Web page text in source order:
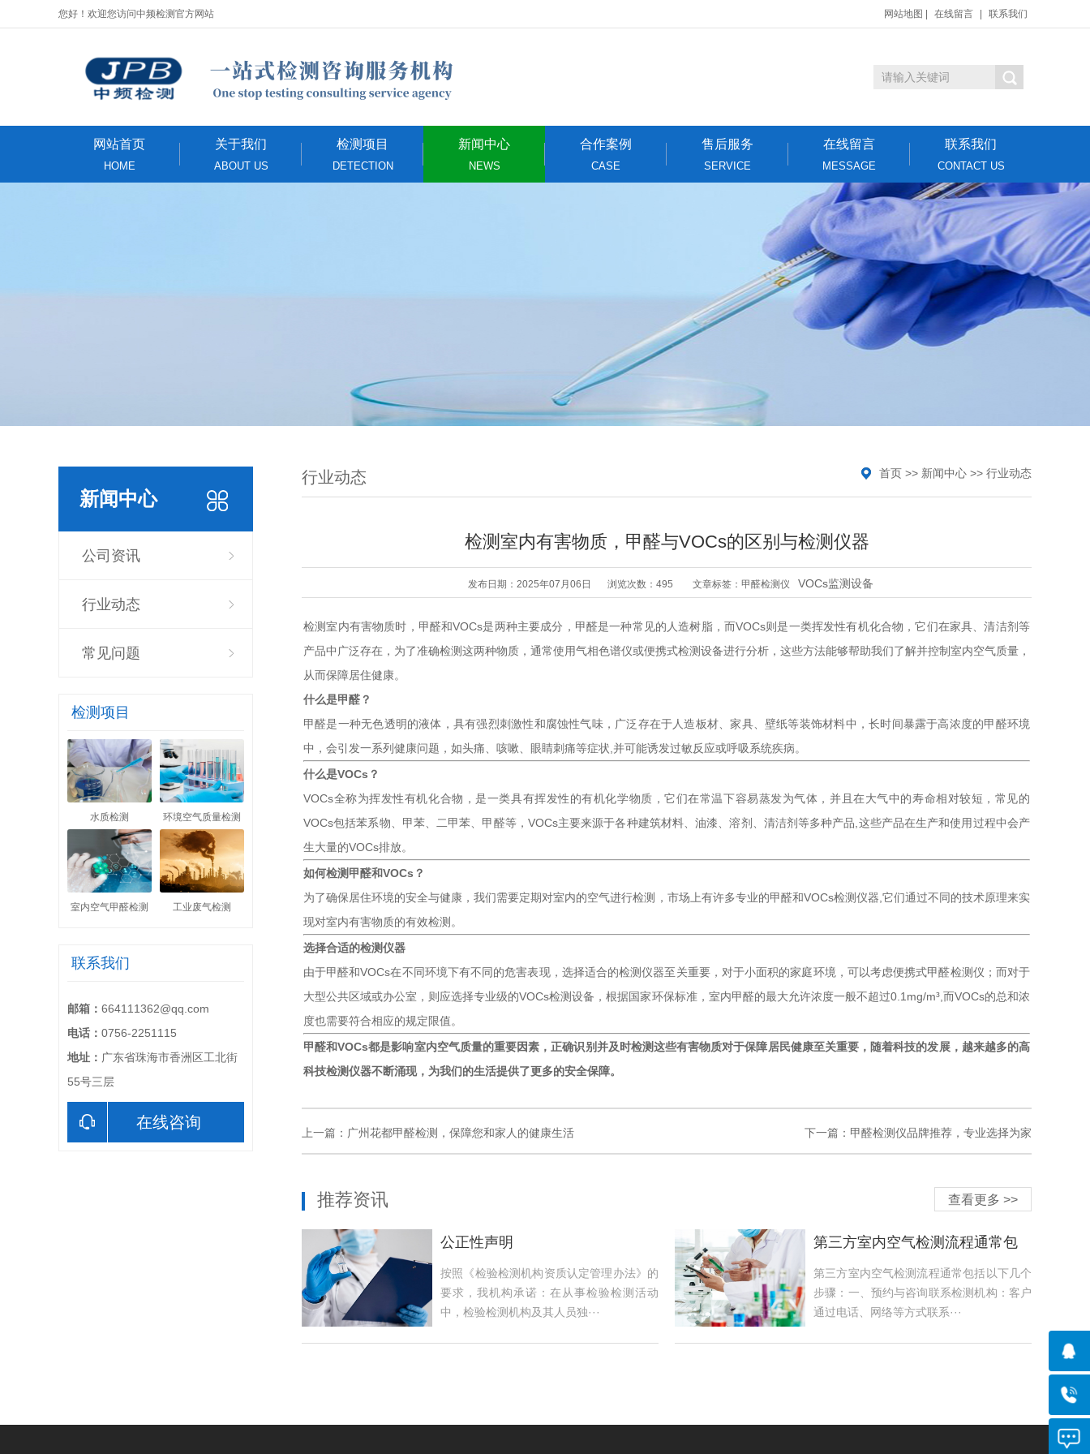
您好！欢迎您访问中频检测官方网站 网站地图 在线留言 联系我们
网站首页
HOME
关于我们
ABOUT US
检测项目
DETECTION
新闻中心
NEWS
合作案例
CASE
售后服务
SERVICE
在线留言
MESSAGE
联系我们
CONTACT US
新闻中心
公司资讯
行业动态
常见问题
检测项目
水质检测 环境空气质量检测
室内空气甲醛检测 工业废气检测
联系我们
邮箱： 664111362@qq.com
电话： 0756-2251115
地址： 广东省珠海市香洲区工北街
55号三层
在线咨询
首页 >> 新闻中心 >> 行业动态
行业动态
检测室内有害物质，甲醛与VOCs的区别与检测仪器
发布日期：2025年07月06日 浏览次数：495 文章标签： 甲醛检测仪 VOCs监测设备
检测室内有害物质时，甲醛和VOCs是两种主要成分，甲醛是一种常见的人造树脂，而VOCs则是一类挥发性有机化合物，它们在家具、清洁剂等
产品中广泛存在，为了准确检测这两种物质，通常使用气相色谱仪或便携式检测设备进行分析，这些方法能够帮助我们了解并控制室内空气质量，
从而保障居住健康。
什么是甲醛？
甲醛是一种无色透明的液体，具有强烈刺激性和腐蚀性气味，广泛存在于人造板材、家具、壁纸等装饰材料中，长时间暴露于高浓度的甲醛环境
中，会引发一系列健康问题，如头痛、咳嗽、眼睛刺痛等症状,并可能诱发过敏反应或呼吸系统疾病。
什么是VOCs？
VOCs全称为挥发性有机化合物，是一类具有挥发性的有机化学物质，它们在常温下容易蒸发为气体，并且在大气中的寿命相对较短，常见的
VOCs包括苯系物、甲苯、二甲苯、甲醛等，VOCs主要来源于各种建筑材料、油漆、溶剂、清洁剂等多种产品,这些产品在生产和使用过程中会产
生大量的VOCs排放。
如何检测甲醛和VOCs？
为了确保居住环境的安全与健康，我们需要定期对室内的空气进行检测，市场上有许多专业的甲醛和VOCs检测仪器,它们通过不同的技术原理来实
现对室内有害物质的有效检测。
选择合适的检测仪器
由于甲醛和VOCs在不同环境下有不同的危害表现，选择适合的检测仪器至关重要，对于小面积的家庭环境，可以考虑便携式甲醛检测仪；而对于
大型公共区域或办公室，则应选择专业级的VOCs检测设备，根据国家环保标准，室内甲醛的最大允许浓度一般不超过0.1mg/m³,而VOCs的总和浓
度也需要符合相应的规定限值。
甲醛和VOCs都是影响室内空气质量的重要因素，正确识别并及时检测这些有害物质对于保障居民健康至关重要，随着科技的发展，越来越多的高
科技检测仪器不断涌现，为我们的生活提供了更多的安全保障。
上一篇： 广州花都甲醛检测，保障您和家人的健康生活 下一篇： 甲醛检测仪品牌推荐，专业选择为家
查看更多 >>
推荐资讯
公正性声明
按照《检验检测机构资质认定管理办法》的
要求，我机构承诺：在从事检验检测活动
中，检验检测机构及其人员独···
第三方室内空气检测流程通常包
括以下几个步骤
第三方室内空气检测流程通常包括以下几个
步骤：一、预约与咨询联系检测机构：客户
通过电话、网络等方式联系···